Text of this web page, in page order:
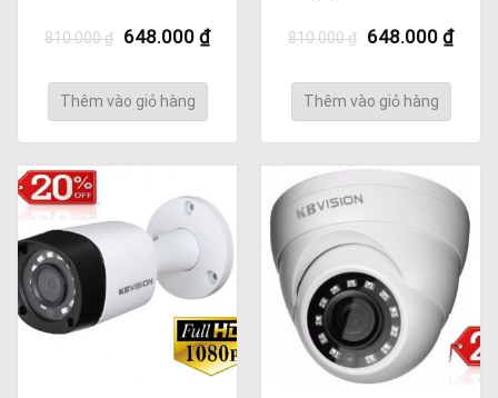
810.000₫
Giá
810.000 ₫.
648.000 ₫Giá
hiện
Thêm vào giỏ hàng
810.000₫
Giá
810.000 ₫.
648.000 ₫Giá
hiện
Thêm vào giỏ hàng